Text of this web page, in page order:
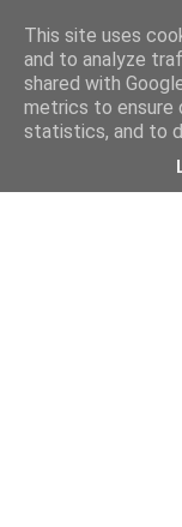
This site uses
and to analyze
shared with
metrics to ensure
statistics, and to